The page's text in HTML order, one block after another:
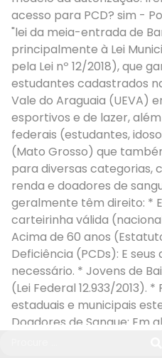
acesso para PCD? sim -
"lei da meia-entrada de
principalmente à Lei
pela Lei nº 12/2018), que
estudantes cadastrados
Vale do Araguaia (UEVA)
esportivos e de lazer,
federais (estudantes,
(Mato Grosso) que
para diversas categorias,
renda e doadores de
geralmente têm direito: *
carteirinha válida
Acima de 60 anos
Deficiência (PCDs): E
necessário. * Jovens de
(Lei Federal 12.933/2013).
estaduais e municipais
Doadores de Sangue: Em